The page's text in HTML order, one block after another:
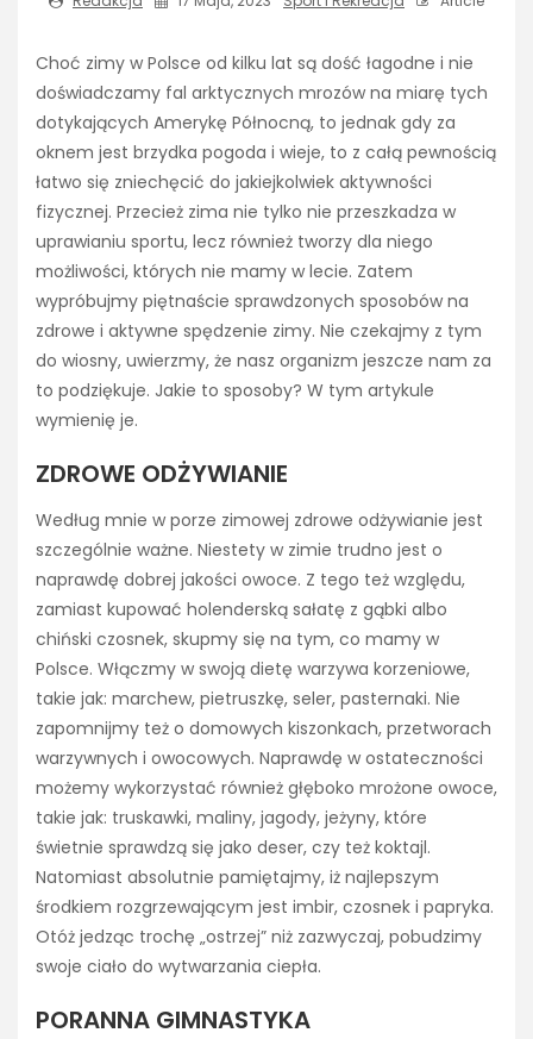
Choć zimy w Polsce od kilku lat są dość łagodne i nie
doświadczamy fal arktycznych mrozów na miarę tych
dotykających Amerykę Północną, to jednak gdy za
oknem jest brzydka pogoda i wieje, to z całą pewnością
łatwo się zniechęcić do jakiejkolwiek aktywności
fizycznej. Przecież zima nie tylko nie przeszkadza w
uprawianiu sportu, lecz również tworzy dla niego
możliwości, których nie mamy w lecie. Zatem
wypróbujmy piętnaście sprawdzonych sposobów na
zdrowe i aktywne spędzenie zimy. Nie czekajmy z tym
do wiosny, uwierzmy, że nasz organizm jeszcze nam za
to podziękuje. Jakie to sposoby? W tym artykule
wymienię je.
ZDROWE ODŻYWIANIE
Według mnie w porze zimowej zdrowe odżywianie jest
szczególnie ważne. Niestety w zimie trudno jest o
naprawdę dobrej jakości owoce. Z tego też względu,
zamiast kupować holenderską sałatę z gąbki albo
chiński czosnek, skupmy się na tym, co mamy w
Polsce. Włączmy w swoją dietę warzywa korzeniowe,
takie jak: marchew, pietruszkę, seler, pasternaki. Nie
zapomnijmy też o domowych kiszonkach, przetworach
warzywnych i owocowych. Naprawdę w ostateczności
możemy wykorzystać również głęboko mrożone owoce,
takie jak: truskawki, maliny, jagody, jeżyny, które
świetnie sprawdzą się jako deser, czy też koktajl.
Natomiast absolutnie pamiętajmy, iż najlepszym
środkiem rozgrzewającym jest imbir, czosnek i papryka.
Otóż jedząc trochę „ostrzej” niż zazwyczaj, pobudzimy
swoje ciało do wytwarzania ciepła.
PORANNA GIMNASTYKA